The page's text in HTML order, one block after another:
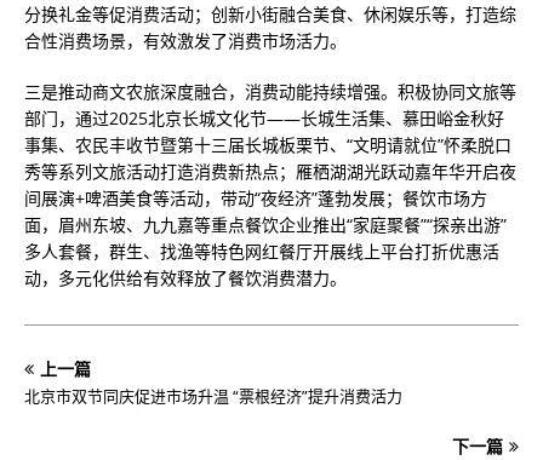
分换礼金等促消费活动；创新小街融合美食、休闲娱乐等，打造综
合性消费场景，有效激发了消费市场活力。
三是推动商文农旅深度融合，消费动能持续增强。积极协同文旅等
部门，通过2025北京长城文化节——长城生活集、慕田峪金秋好
事集、农民丰收节暨第十三届长城板栗节、“文明请就位”怀柔脱口
秀等系列文旅活动打造消费新热点；雁栖湖湖光跃动嘉年华开启夜
间展演+啤酒美食等活动，带动“夜经济”蓬勃发展；餐饮市场方
面，眉州东坡、九九嘉等重点餐饮企业推出“家庭聚餐”“探亲出游”
多人套餐，群生、找渔等特色网红餐厅开展线上平台打折优惠活
动，多元化供给有效释放了餐饮消费潜力。
上一篇
北京市双节同庆促进市场升温 “票根经济”提升消费活力
下一篇